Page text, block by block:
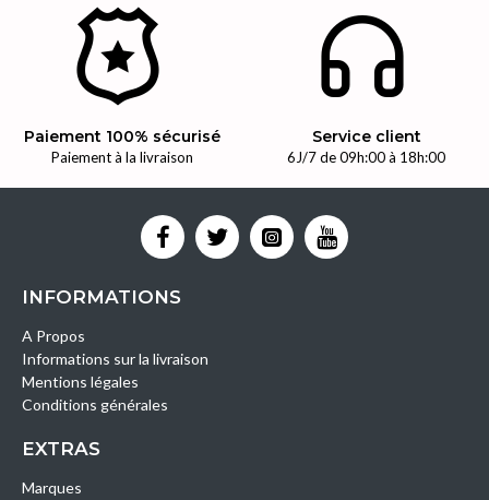
Paiement 100% sécurisé
Paiement à la livraison
Service client
6J/7 de 09h:00 à 18h:00
INFORMATIONS
A Propos
Informations sur la livraison
Mentions légales
Conditions générales
EXTRAS
Marques